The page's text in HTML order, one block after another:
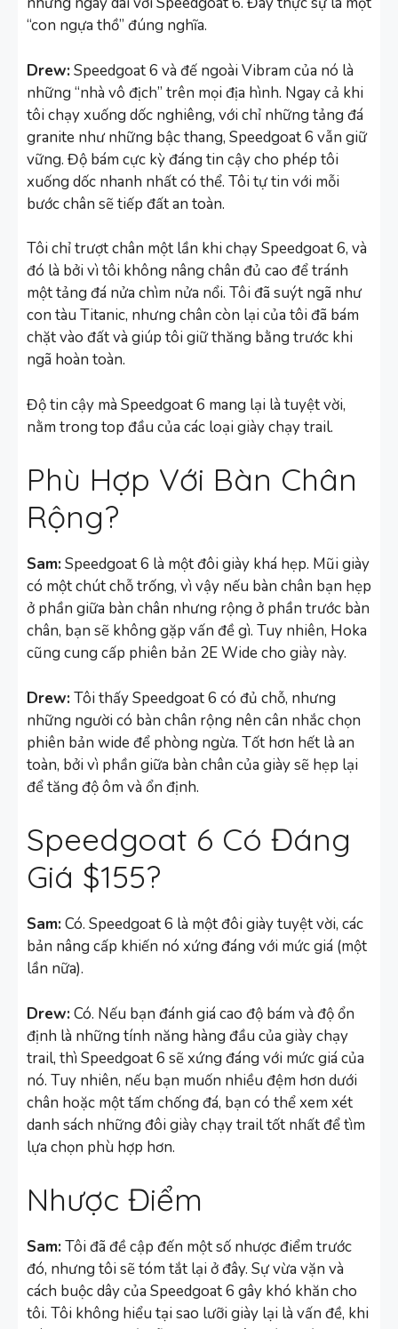
“con ngựa thồ” đúng nghĩa.
Drew:Speedgoat 6 và đế ngoài Vibram của nó là
những “nhà vô địch” trên mọi địa hình. Ngay cả khi
tôi chạy xuống dốc nghiêng, với chỉ những tảng đá
granite như những bậc thang, Speedgoat 6 vẫn giữ
vững. Độ bám cực kỳ đáng tin cậy cho phép tôi
xuống dốc nhanh nhất có thể. Tôi tự tin với mỗi
bước chân sẽ tiếp đất an toàn.
Tôi chỉ trượt chân một lần khi chạy Speedgoat 6, và
đó là bởi vì tôi không nâng chân đủ cao để tránh
một tảng đá nửa chìm nửa nổi. Tôi đã suýt ngã như
con tàu Titanic, nhưng chân còn lại của tôi đã bám
chặt vào đất và giúp tôi giữ thăng bằng trước khi
ngã hoàn toàn.
Độ tin cậy mà Speedgoat 6 mang lại là tuyệt vời,
nằm trong top đầu của các loại giày chạy trail.
Phù Hợp Với Bàn Chân
Rộng?
Sam:Speedgoat 6 là một đôi giày khá hẹp. Mũi giày
có một chút chỗ trống, vì vậy nếu bàn chân bạn hẹp
ở phần giữa bàn chân nhưng rộng ở phần trước bàn
chân, bạn sẽ không gặp vấn đề gì. Tuy nhiên, Hoka
cũng cung cấp phiên bản 2E Wide cho giày này.
Drew:Tôi thấy Speedgoat 6 có đủ chỗ, nhưng
những người có bàn chân rộng nên cân nhắc chọn
phiên bản wide để phòng ngừa. Tốt hơn hết là an
toàn, bởi vì phần giữa bàn chân của giày sẽ hẹp lại
để tăng độ ôm và ổn định.
Speedgoat 6 Có Đáng
Giá $155?
Sam:Có. Speedgoat 6 là một đôi giày tuyệt vời, các
bản nâng cấp khiến nó xứng đáng với mức giá (một
lần nữa).
Drew:Có. Nếu bạn đánh giá cao độ bám và độ ổn
định là những tính năng hàng đầu của giày chạy
trail, thì Speedgoat 6 sẽ xứng đáng với mức giá của
nó. Tuy nhiên, nếu bạn muốn nhiều đệm hơn dưới
chân hoặc một tấm chống đá, bạn có thể xem xét
danh sách những đôi giày chạy trail tốt nhất để tìm
lựa chọn phù hợp hơn.
Nhược Điểm
Sam:Tôi đã đề cập đến một số nhược điểm trước
đó, nhưng tôi sẽ tóm tắt lại ở đây. Sự vừa vặn và
cách buộc dây của Speedgoat 6 gây khó khăn cho
tôi. Tôi không hiểu tại sao lưỡi giày lại là vấn đề, khi